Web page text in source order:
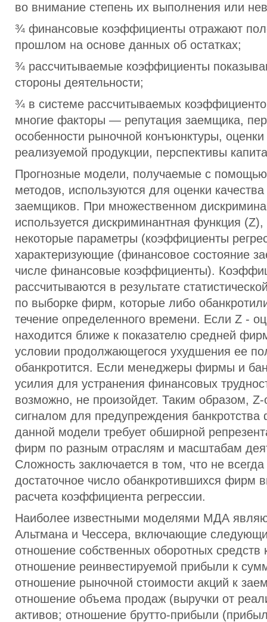
во внимание степень их выполнения или
¾ финансовые коэффициенты отражают
прошлом на основе данных об остатках;
¾ рассчитываемые коэффициенты
стороны деятельности;
¾ в системе рассчитываемых
многие факторы — репутация заемщика,
особенности рыночной конъюнктуры,
реализуемой продукции, перспективы
Прогнозные модели, получаемые с помощью
методов, используются для оценки
заемщиков. При множественном
используется дискриминантная функция
некоторые параметры (коэффициенты
характеризующие (финансовое состояние
числе финансовые коэффициенты).
рассчитываются в результате
по выборке фирм, которые либо
течение определенного времени. Если Z -
находится ближе к показателю средней
условии продолжающегося ухудшения ее
обанкротится. Если менеджеры фирмы и
усилия для устранения финансовых
возможно, не произойдет. Таким образом, Z-
сигналом для предупреждения
данной модели требует обширной
фирм по разным отраслям и масштабам
Сложность заключается в том, что не
достаточное число обанкротившихся фирм
расчета коэффициента регрессии.
Наиболее известными моделями МДА
Альтмана и Чессера, включающие
отношение собственных оборотных средств
отношение реинвестируемой прибыли к
отношение рыночной стоимости акций к
отношение объема продаж (выручки от
активов; отношение брутто-прибыли